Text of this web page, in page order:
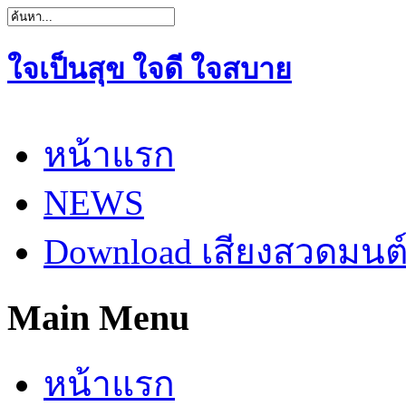
ใจเป็นสุข ใจดี ใจสบาย
หน้าแรก
NEWS
Download เสียงสวดมน
Main Menu
หน้าแรก